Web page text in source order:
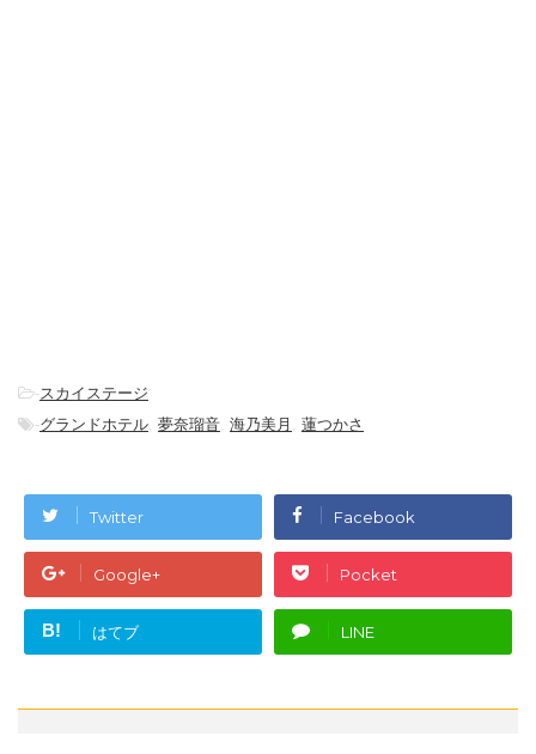
-スカイステージ
-グランドホテル, 夢奈瑠音, 海乃美月 , 蓮つかさ
Twitter Facebook
Google+ Pocket
B! はてブ LINE